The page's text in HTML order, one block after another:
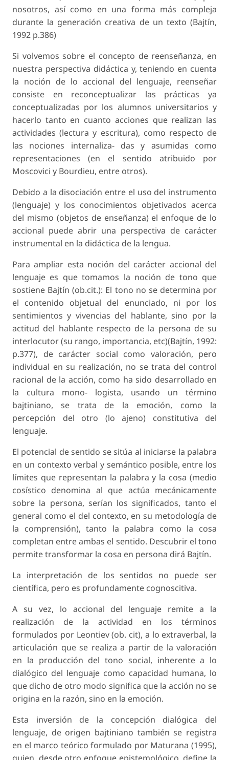
nosotros, así como en una forma más compleja
durante la generación creativa de un texto (Bajtín,
1992 p.386)
Si volvemos sobre el concepto de reenseñanza, en
nuestra perspectiva didáctica y, teniendo en cuenta
la noción de lo accional del lenguaje, reenseñar
consiste en reconceptualizar las prácticas ya
conceptualizadas por los alumnos universitarios y
hacerlo tanto en cuanto acciones que realizan las
actividades (lectura y escritura), como respecto de
las nociones internaliza- das y asumidas como
representaciones (en el sentido atribuido por
Moscovici y Bourdieu, entre otros).
Debido a la disociación entre el uso del instrumento
(lenguaje) y los conocimientos objetivados acerca
del mismo (objetos de enseñanza) el enfoque de lo
accional puede abrir una perspectiva de carácter
instrumental en la didáctica de la lengua.
Para ampliar esta noción del carácter accional del
lenguaje es que tomamos la noción de tono que
sostiene Bajtín (ob.cit.): El tono no se determina por
el contenido objetual del enunciado, ni por los
sentimientos y vivencias del hablante, sino por la
actitud del hablante respecto de la persona de su
interlocutor (su rango, importancia, etc)(Bajtín, 1992:
p.377), de carácter social como valoración, pero
individual en su realización, no se trata del control
racional de la acción, como ha sido desarrollado en
la cultura mono- logista, usando un término
bajtiniano, se trata de la emoción, como la
percepción del otro (lo ajeno) constitutiva del
lenguaje.
El potencial de sentido se sitúa al iniciarse la palabra
en un contexto verbal y semántico posible, entre los
límites que representan la palabra y la cosa (medio
cosístico denomina al que actúa mecánicamente
sobre la persona, serían los significados, tanto el
general como el del contexto, en su metodología de
la comprensión), tanto la palabra como la cosa
completan entre ambas el sentido. Descubrir el tono
permite transformar la cosa en persona dirá Bajtín.
La interpretación de los sentidos no puede ser
científica, pero es profundamente cognoscitiva.
A su vez, lo accional del lenguaje remite a la
realización de la actividad en los términos
formulados por Leontiev (ob. cit), a lo extraverbal, la
articulación que se realiza a partir de la valoración
en la producción del tono social, inherente a lo
dialógico del lenguaje como capacidad humana, lo
que dicho de otro modo significa que la acción no se
origina en la razón, sino en la emoción.
Esta inversión de la concepción dialógica del
lenguaje, de origen bajtiniano también se registra
en el marco teórico formulado por Maturana (1995),